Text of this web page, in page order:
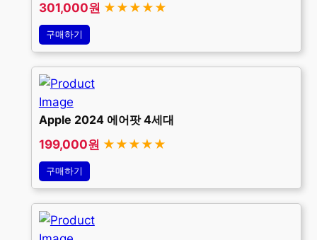
301,000원 ★★★★★
구매하기
Apple 2024 에어팟 4세대
199,000원 ★★★★★
구매하기